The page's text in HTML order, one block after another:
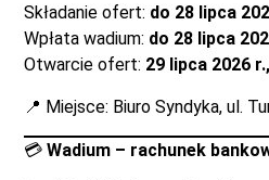
Składanie ofert: do 28 lipca
Wpłata wadium: do 28 lipca
Otwarcie ofert: 29 lipca 2026
📍 Miejsce: Biuro Syndyka, ul.
💳Wadium – rachunek